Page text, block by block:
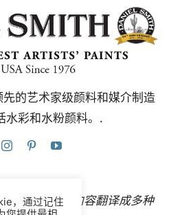
的艺术家级颜料和媒介制造
水彩和水粉颜料。.
可即时自动将内容翻译成多种
，通过记住